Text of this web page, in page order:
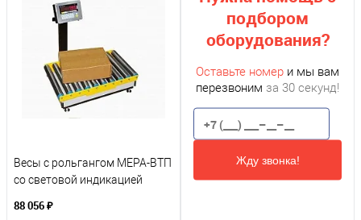
Весы с рольгангом МЕРА-ВТП
со световой индикацией
88 056 ₽
подбором
оборудования?
Оставьте номер и мы вам
перезвоним за 30 секунд!
Жду звонка!